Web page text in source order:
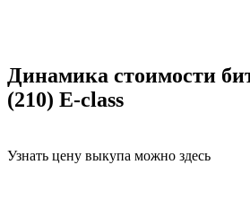
Динамика стоимости
(210) E-class
Узнать цену выкупа можно здесь